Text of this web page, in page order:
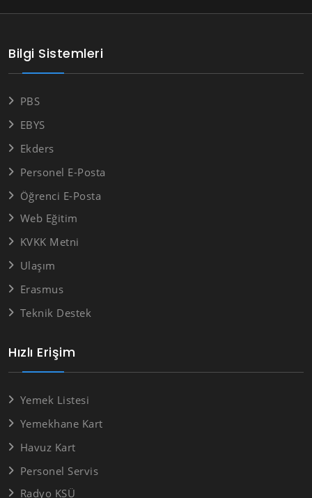
Hızlı Erişim
Yemek Listesi
Yemekhane Kart
Havuz Kart
Personel Servis
Radyo KSÜ
Bilgi Sistemleri
PBS
EBYS
Ekders
Personel E-Posta
Öğrenci E-Posta
Web Eğitim
KVKK Metni
Ulaşım
Erasmus
Teknik Destek